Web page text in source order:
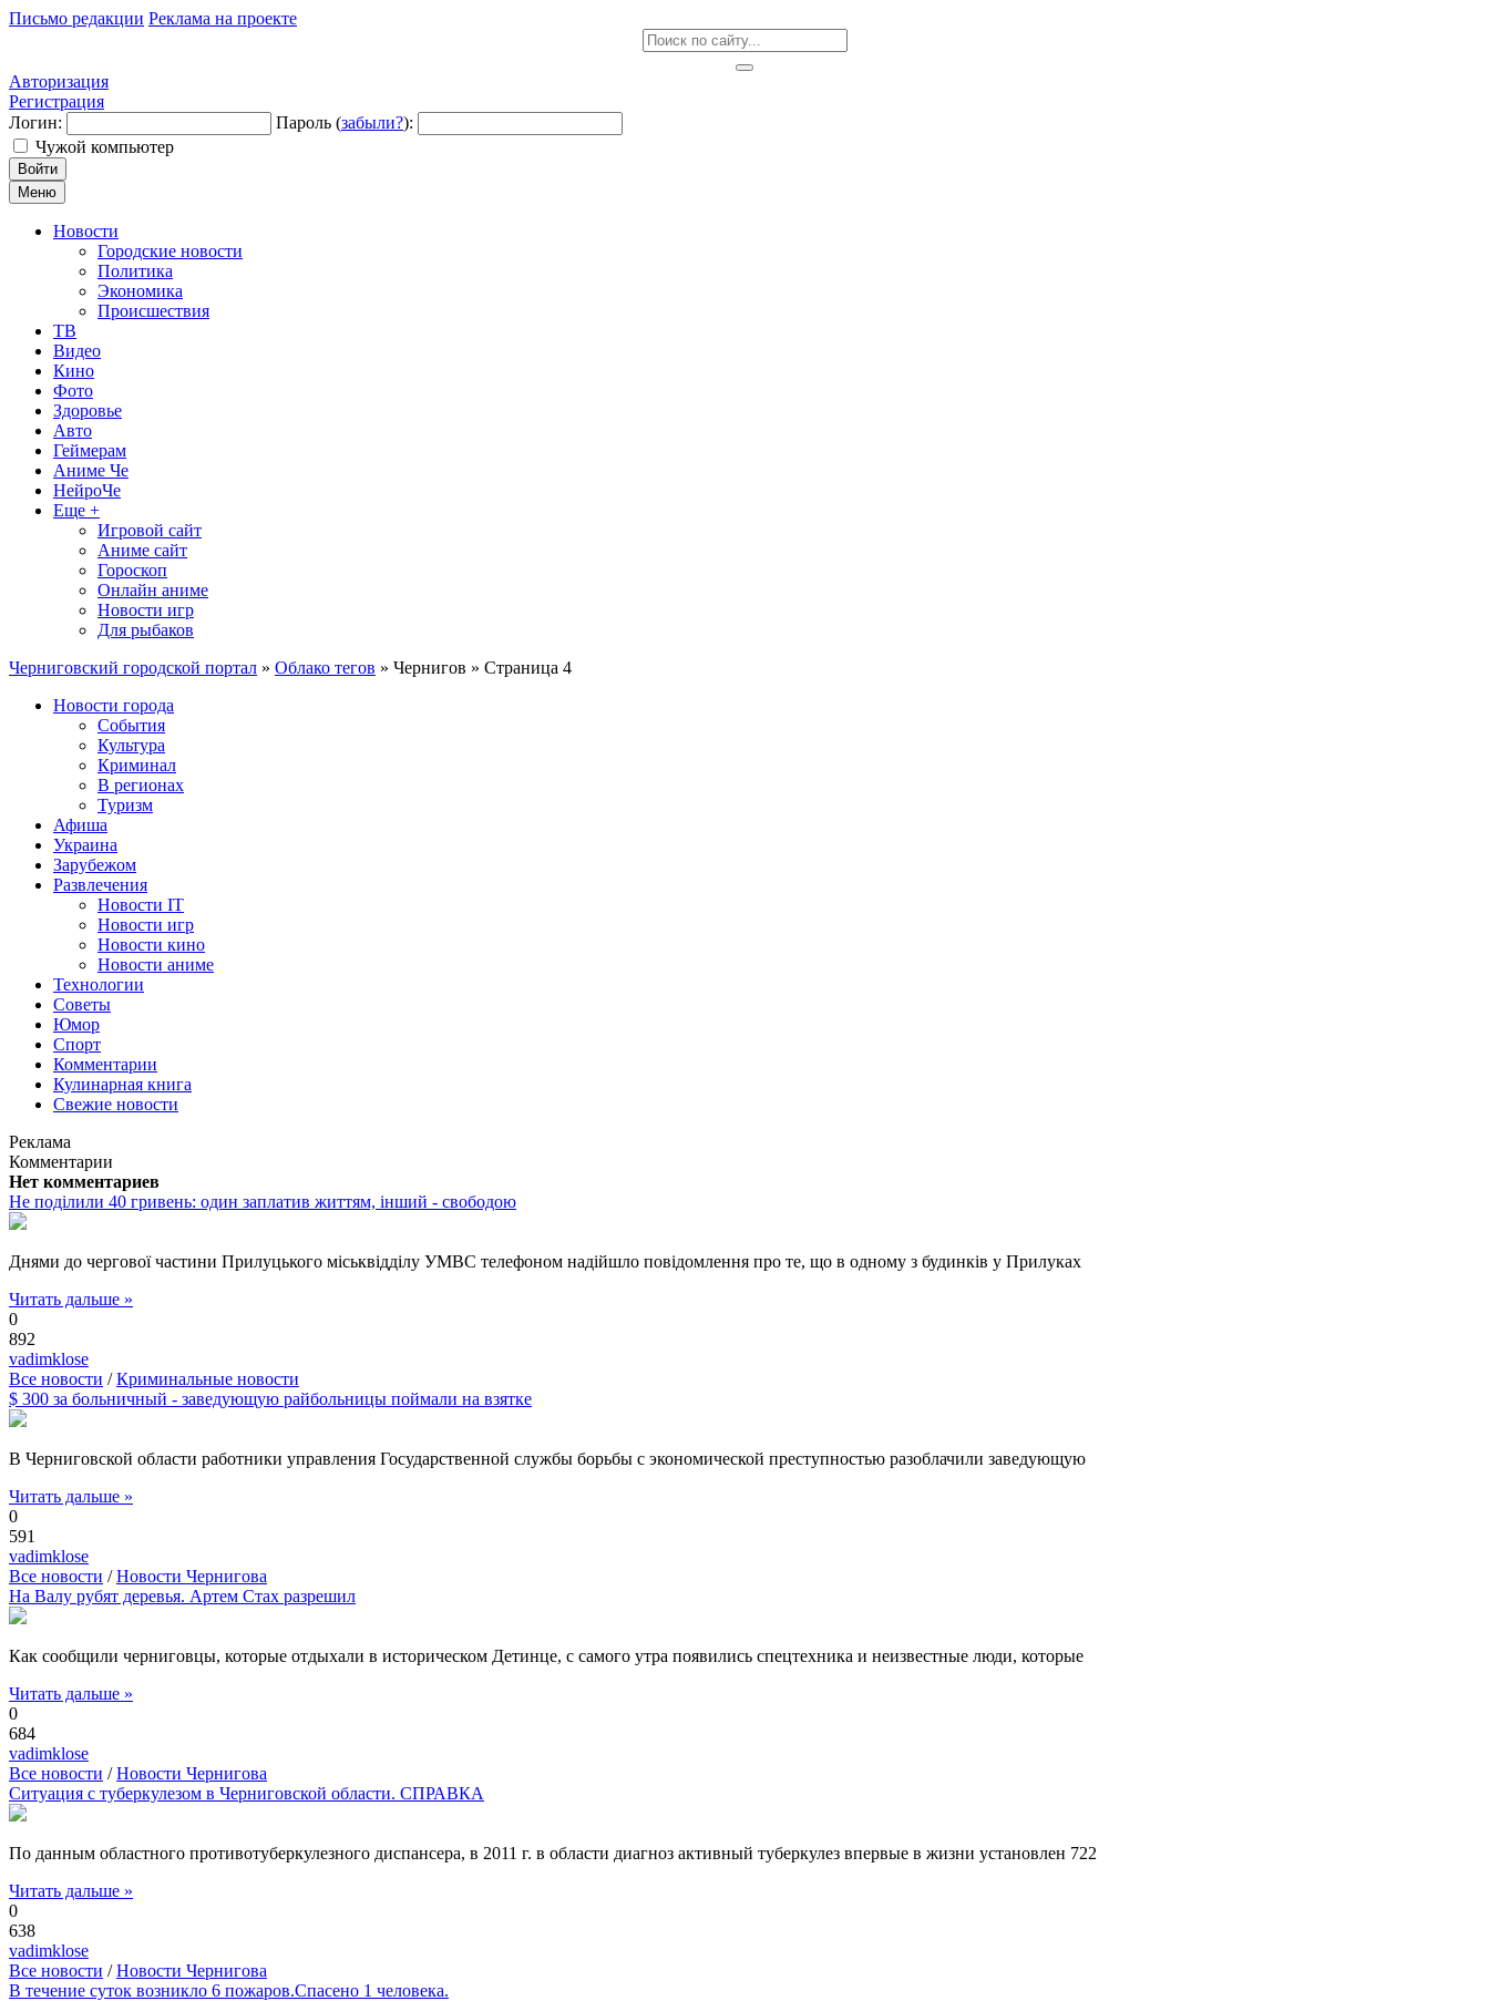
Письмо редакции Реклама на проекте
Авторизация
Регистрация
Логин:
Пароль (забыли?):
Чужой компьютер
Войти
Меню
Новости
Городские новости
Политика
Экономика
Происшествия
ТВ
Видео
Кино
Фото
Здоровье
Авто
Геймерам
Аниме Че
НейроЧе
Еще +
Игровой сайт
Аниме сайт
Гороскоп
Онлайн аниме
Новости игр
Для рыбаков
Черниговский городской портал » Облако тегов » Чернигов » Страница 4
Новости города
События
Культура
Криминал
В регионах
Туризм
Афиша
Украина
Зарубежом
Развлечения
Новости IT
Новости игр
Новости кино
Новости аниме
Технологии
Советы
Юмор
Спорт
Комментарии
Кулинарная книга
Свежие новости
Реклама
Комментарии
Нет комментариев
Не поділили 40 гривень: один заплатив життям, інший - свободою
Днями до чергової частини Прилуцького міськвідділу УМВС телефоном надійшло повідомлення про те, що в одному з будинків у Прилуках
Читать дальше »
0
892
vadimklose
Все новости /Криминальные новости
$ 300 за больничный - заведующую райбольницы поймали на взятке
В Черниговской области работники управления Государственной службы борьбы с экономической преступностью разоблачили заведующую
Читать дальше »
0
591
vadimklose
Все новости /Новости Чернигова
На Валу рубят деревья. Артем Стах разрешил
Как сообщили черниговцы, которые отдыхали в историческом Детинце, с самого утра появились спецтехника и неизвестные люди, которые
Читать дальше »
0
684
vadimklose
Все новости /Новости Чернигова
Ситуация с туберкулезом в Черниговской области. СПРАВКА
По данным областного противотуберкулезного диспансера, в 2011 г. в области диагноз активный туберкулез впервые в жизни установлен 722
Читать дальше »
0
638
vadimklose
Все новости /Новости Чернигова
В течение суток возникло 6 пожаров.Спасено 1 человека.